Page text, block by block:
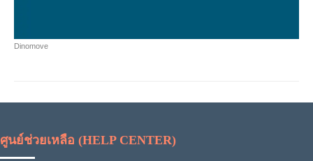
Dinomove
ศูนย์ช่วยเหลือ (HELP CENTER)